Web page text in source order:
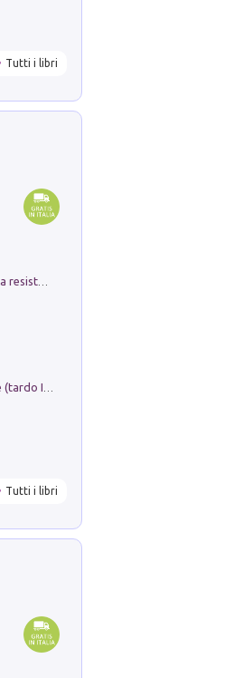
Tutti i libri
Tutti i libri